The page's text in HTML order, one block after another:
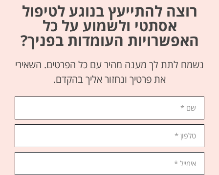
רוצה להתייעץ בנוגע לטיפול
אסתטי ולשמוע על כל
האפשרויות העומדות בפניך?
נשמח לתת לך מענה מהיר עם כל הפרטים. השאירי
את פרטיך ונחזור אליך בהקדם.